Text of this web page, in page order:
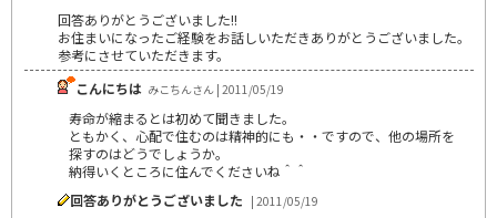
回答ありがとうございました!!
お住まいになったご経験をお話しいただきありがとうございました。
参考にさせていただきます。
こんにちは みこちんさん | 2011/05/19
寿命が縮まるとは初めて聞きました。
ともかく、心配で住むのは精神的にも・・ですので、他の場所を
探すのはどうでしょうか。
納得いくところに住んでくださいね＾＾
回答ありがとうございました | 2011/05/19